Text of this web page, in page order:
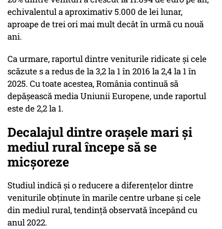
echivalentul a aproximativ 5.000 de lei lunar,
aproape de trei ori mai mult decât în urmă cu nouă
ani.
Ca urmare, raportul dintre veniturile ridicate și cele
scăzute s a redus de la 3,2 la 1 în 2016 la 2,4 la 1 în
2025. Cu toate acestea, România continuă să
depășească media Uniunii Europene, unde raportul
este de 2,2 la 1.
Decalajul dintre orașele mari și
mediul rural începe să se
micșoreze
Studiul indică și o reducere a diferențelor dintre
veniturile obținute în marile centre urbane și cele
din mediul rural, tendință observată începând cu
anul 2022.